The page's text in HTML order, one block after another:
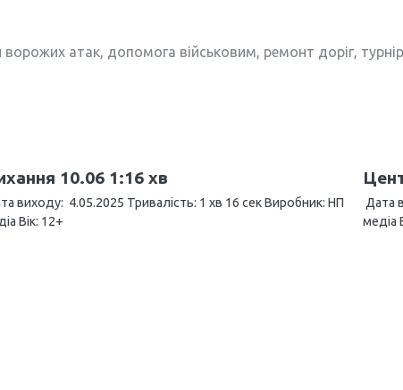
ворожих атак, допомога військовим, ремонт доріг,
10.06 1:16 хв
виходу: 4.05.2025 Тривалість: 1 хв 16 сек Виробник: НП
Вік: 12+
Дата
медіа